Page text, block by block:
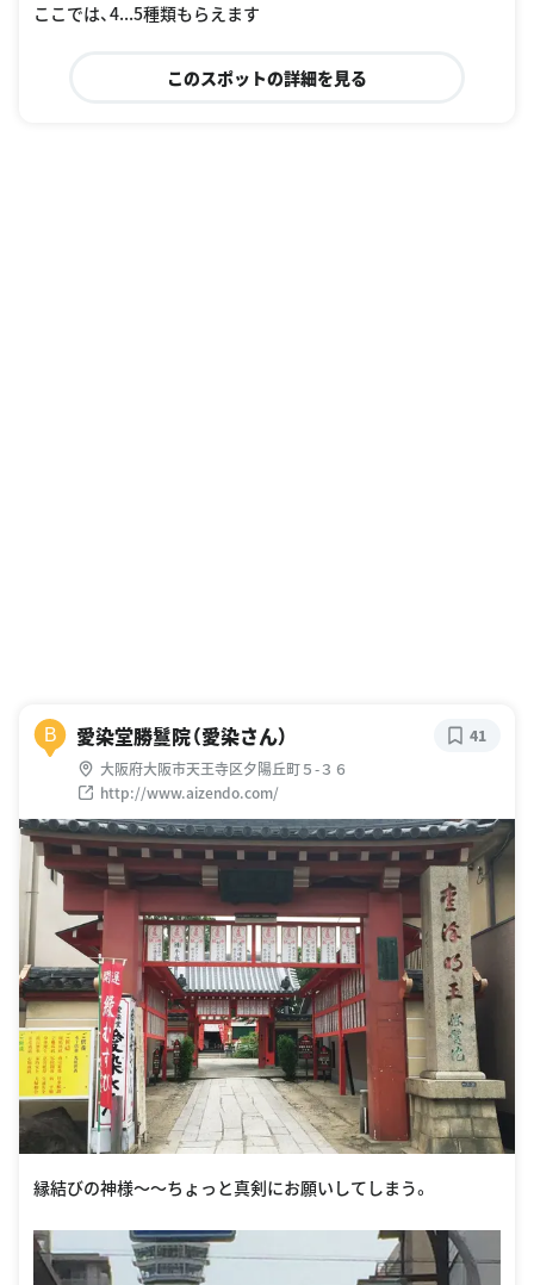
ここでは、4...5種類もらえます
このスポットの詳細を見る
B 愛染堂勝鬘院（愛染さん）
大阪府大阪市天王寺区夕陽丘町５-３６
http://www.aizendo.com/
41
縁結びの神様〜〜ちょっと真剣にお願いしてしまう。